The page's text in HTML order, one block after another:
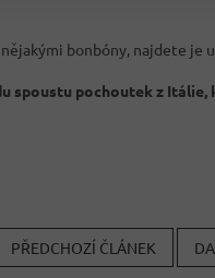
bonbóny, najdete je
spoustu pochoutek z
PŘEDCHOZÍ ČLÁNEK